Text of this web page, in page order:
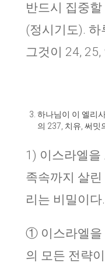
반드시 집중
(정시기도). 하
그것이 24,
하나님이 이 엘리
의 237, 치유, 써밋
1) 이스라엘을
족속까지 살
리는 비밀이다.
① 이스라엘을
의 모든 전략